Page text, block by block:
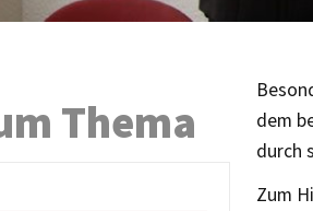
dem
durch
Zum
Thema